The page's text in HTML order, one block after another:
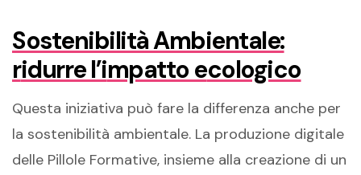
Sostenibilità Ambientale:
ridurre l’impatto ecologico
Questa iniziativa può fare la differenza anche per
la sostenibilità ambientale. La produzione digitale
delle Pillole Formative, insieme alla creazione di un